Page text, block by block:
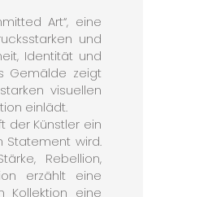
Art“, eine
und
Identität und
Gemälde zeigt
visuellen
einlädt.
der Künstler ein
Statement wird.
Rebellion,
erzählt eine
Kollektion eine